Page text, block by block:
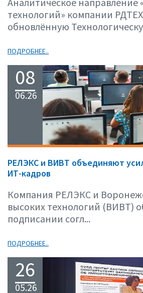
технологий» компании
обновлённую
ПОДРОБНЕЕ..
08
06.26
РЕЛЭКС и ВИВТ объединяют
ИТ-кадров
Компания РЕЛЭКС и
высоких технологий (ВИВТ)
подписании согл...
ПОДРОБНЕЕ..
26
05.26